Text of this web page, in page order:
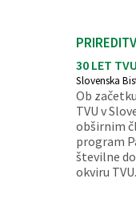
30 LET
Slovenska
Ob
TVU v
obširnim
program
številne
okviru TVU.